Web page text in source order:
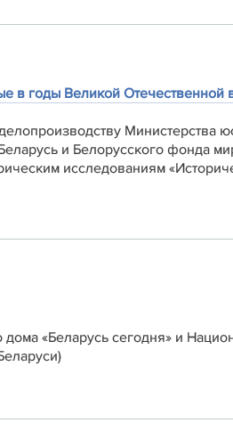
в годы Великой Отечественной
Министерства
и Белорусского фонда
исследованиям
«‎Беларусь сегодня» и